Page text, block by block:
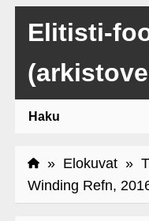
Elitisti-
Haku
» Elokuvat»
Winding Refn,